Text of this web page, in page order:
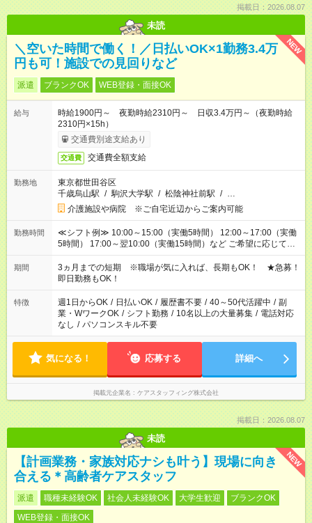
掲載日：2026.08.07
未読
NEW
＼空いた時間で働く！／日払いOK×1勤務3.4万
円も可！施設での見回りなど
派遣 ブランクOK WEB登録・面接OK
給与
時給1900円～ 夜勤時給2310円～ 日収3.4万円～（夜勤時給
2310円×15h）
交通費別途支給あり
交通費 交通費全額支給
勤務地
東京都世田谷区
千歳烏山駅 / 駒沢大学駅 / 松陰神社前駅 / …
介護施設や病院 ※ご自宅近辺からご案内可能
勤務時間
≪シフト例≫ 10:00～15:00（実働5時間） 12:00～17:00（実働
5時間） 17:00～翌10:00（実働15時間）など ご希望に応じて、
働く時間は調整できます！ お気軽に担当へ相談ください！
期間
3ヵ月までの短期 ※職場が気に入れば、長期もOK！ ★急募！
即日勤務もOK！
特徴 週1日からOK / 日払いOK / 履歴書不要 / 40～50代活躍中 / 副
業・WワークOK / シフト勤務 / 10名以上の大量募集 / 電話対応
なし / パソコンスキル不要
気になる！ 応募する 詳細へ
掲載元企業名 ケアスタッフィング株式会社
掲載日：2026.08.07
未読
NEW
【計画業務・家族対応ナシも叶う】現場に向き
合える＊高齢者ケアスタッフ
派遣 職種未経験OK 社会人未経験OK 大学生歓迎
ブランクOK
WEB登録・面接OK